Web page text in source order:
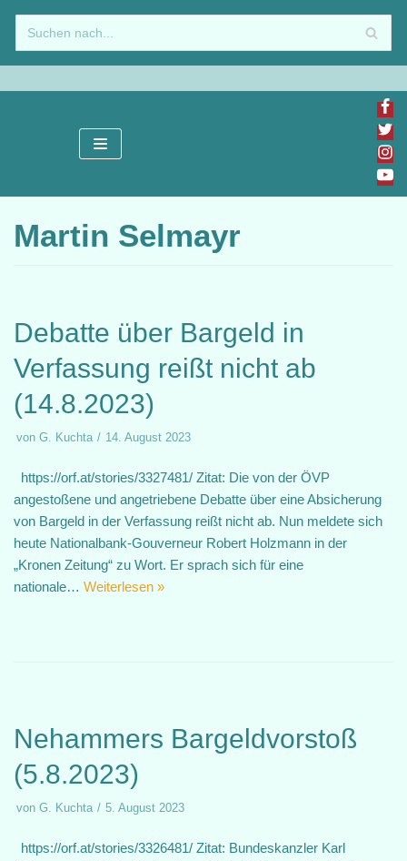
Zum
Inhalt
springen
Martin Selmayr
Debatte über Bargeld in
Verfassung reißt nicht ab
(14.8.2023)
von G. Kuchta 14. August 2023
https://orf.at/stories/3327481/ Zitat: Die von der ÖVP
angestoßene und angetriebene Debatte über eine Absicherung
von Bargeld in der Verfassung reißt nicht ab. Nun meldete sich
heute Nationalbank-Gouverneur Robert Holzmann in der
„Kronen Zeitung“ zu Wort. Er sprach sich für eine
nationale… Weiterlesen »
Nehammers Bargeldvorstoß
(5.8.2023)
von G. Kuchta 5. August 2023
https://orf.at/stories/3326481/ Zitat: Bundeskanzler Karl